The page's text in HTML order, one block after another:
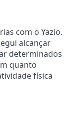
com o Yazio.
alcançar
determinados
quanto
física